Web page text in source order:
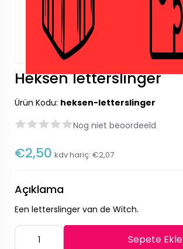
Heksen letterslinger
Ürün Kodu: heksen-letterslinger
Nog niet beoordeeld
€2,50 kdv hariç: €2,07
Açıklama
Een letterslinger van de Witch.
Sepete Ekle